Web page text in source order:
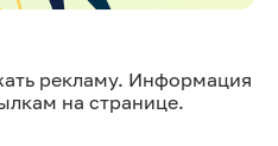
рекламу. Информация
на странице.